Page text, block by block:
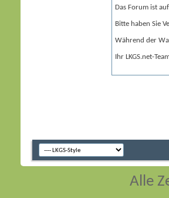
Das Forum ist
Bitte haben Sie
Während der
Ihr LKGS.net-
Alle